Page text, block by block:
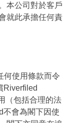
本公司對於客戶
就此承擔任何責
何使用條款而令
Riverfiled
（包括合理的法
不會為閣下因使